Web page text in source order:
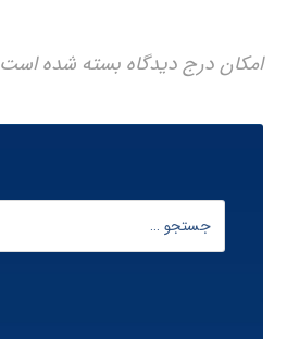
امکان درج دیدگاه بسته شده است